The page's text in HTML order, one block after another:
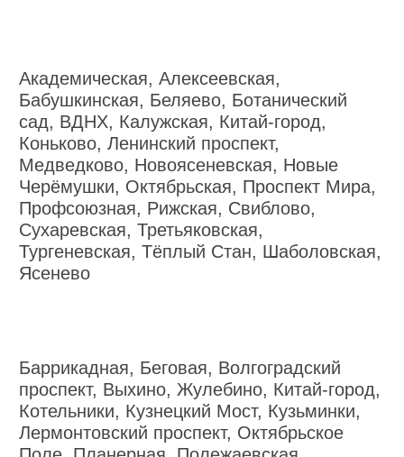
Академическая, Алексеевская,
Бабушкинская, Беляево, Ботанический
сад, ВДНХ, Калужская, Китай-город,
Коньково, Ленинский проспект,
Медведково, Новоясеневская, Новые
Черёмушки, Октябрьская, Проспект Мира,
Профсоюзная, Рижская, Свиблово,
Сухаревская, Третьяковская,
Тургеневская, Тёплый Стан, Шаболовская,
Ясенево
Баррикадная, Беговая, Волгоградский
проспект, Выхино, Жулебино, Китай-город,
Котельники, Кузнецкий Мост, Кузьминки,
Лермонтовский проспект, Октябрьское